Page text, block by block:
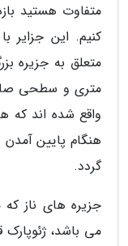
متفاوت هستید
واقع شده اند که
هنگام پایین
گردد.
جزیره های ناز
می باشد،